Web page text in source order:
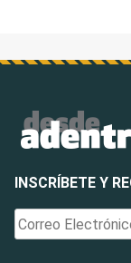
INSCRÍBETE Y